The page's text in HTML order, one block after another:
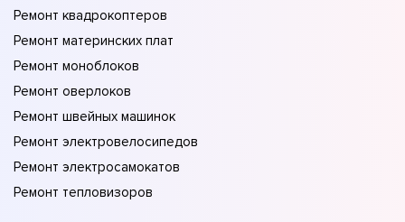
Ремонт квадрокоптеров
Ремонт материнских плат
Ремонт моноблоков
Ремонт оверлоков
Ремонт швейных машинок
Ремонт электровелосипедов
Ремонт электросамокатов
Ремонт тепловизоров